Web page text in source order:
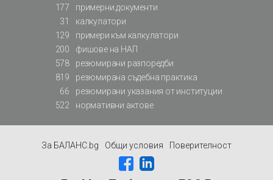
177
примерни документи
31
калкулатори
129
примери към калкулатори
200
фишове на НАП
578
резюмирани разпоредби
819
резюмирана съдебна практика
66
резюмирани указания от институции
522
нормативни актове
За БАЛАНС.bg Общи условия Поверителност